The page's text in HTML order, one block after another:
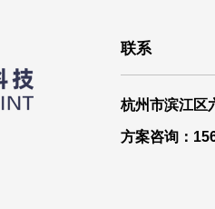
联系
杭州市滨江区
方案咨询：